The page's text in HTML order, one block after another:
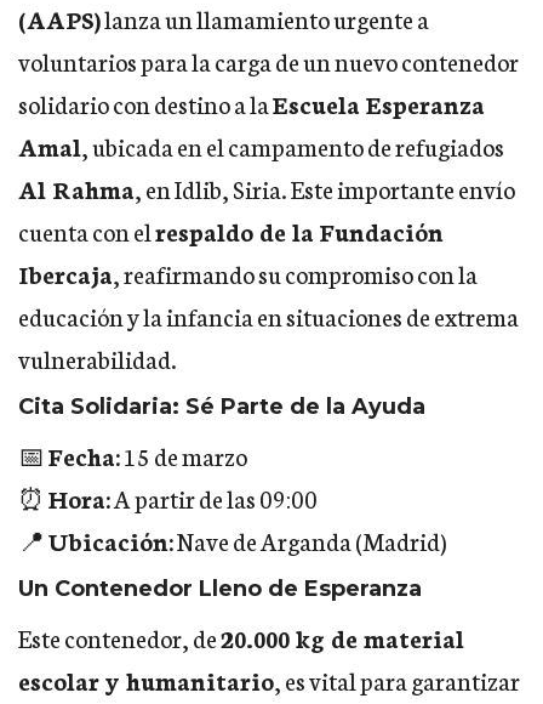
(AAPS)lanza un llamamiento urgente a
voluntarios para la carga de un nuevo contenedor
solidario con destino a laEscuela Esperanza
Amal, ubicada en el campamento de refugiados
Al Rahma, en Idlib, Siria. Este importante envío
cuenta con elrespaldo de la Fundación
Ibercaja,reafirmando su compromiso con la
educación y la infancia en situaciones de extrema
vulnerabilidad.
Cita Solidaria: Sé Parte de la Ayuda
📅Fecha:15 de marzo
⏰ Hora:A partir de las 09:00
📍Ubicación:Nave de Arganda (Madrid)
Un Contenedor Lleno de Esperanza
Este contenedor, de20.000 kg de material
escolar y humanitario, es vital para garantizar